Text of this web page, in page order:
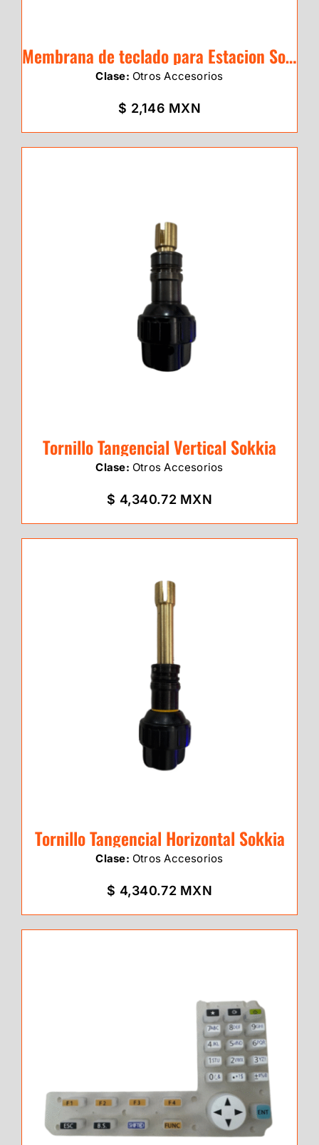
Membrana de teclado para Estacion Sokkia Serie IM-50
Clase: Otros Accesorios
$ 2,146 MXN
Tornillo Tangencial Vertical Sokkia
Clase: Otros Accesorios
$ 4,340.72 MXN
Tornillo Tangencial Horizontal Sokkia
Clase: Otros Accesorios
$ 4,340.72 MXN